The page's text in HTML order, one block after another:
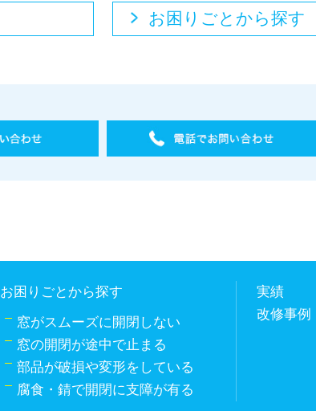
お困りごとから探す
お困りごとから探す
窓がスムーズに開閉しない
窓の開閉が途中で止まる
部品が破損や変形をしている
腐食・錆で開閉に支障が有る
実績
改修事例